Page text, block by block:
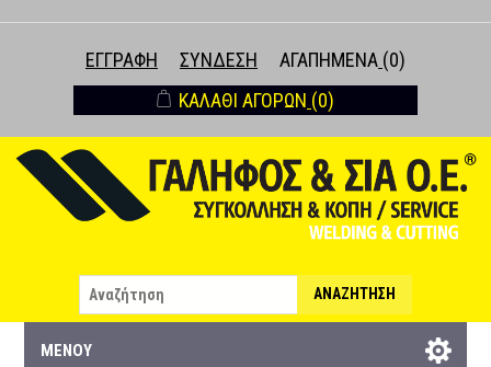
ΕΓΓΡΑΦΉ ΣΎΝΔΕΣΗ ΑΓΑΠΗΜΈΝΑ (0)
ΚΑΛΆΘΙ ΑΓΟΡΏΝ (0)
ΑΝΑΖΉΤΗΣΗ
ΜΕΝΟΎ